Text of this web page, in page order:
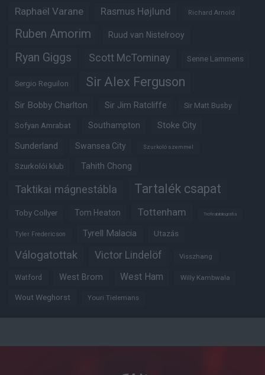
Raphaël Varane Rasmus Højlund Richard Arnold
Ruben Amorim Ruud van Nistelrooy
Ryan Giggs Scott McTominay Senne Lammens
Sergio Reguilon Sir Alex Ferguson
Sir Bobby Charlton Sir Jim Ratcliffe Sir Matt Busby
Sofyan Amrabat Southampton Stoke City
Sunderland Swansea City Szurkoló szemmel
Szurkolói klub Tahith Chong
Taktikai mágnestábla Tartalék csapat
Toby Collyer Tom Heaton Tottenham Trófeabibliográfia
Tyler Fredericson Tyrell Malacia Utazás
Válogatottak Victor Lindelöf Visszhang
Watford West Brom West Ham Willy Kambwala
Wout Weghorst Youri Tielemans